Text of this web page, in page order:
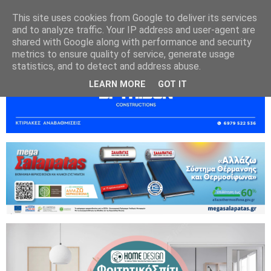
This site uses cookies from Google to deliver its services
and to analyze traffic. Your IP address and user-agent are
shared with Google along with performance and security
metrics to ensure quality of service, generate usage
statistics, and to detect and address abuse.
LEARN MORE GOT IT